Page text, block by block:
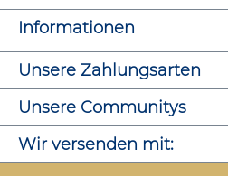
Informationen
Unsere Zahlungsarten
Unsere Communitys
Wir versenden mit: